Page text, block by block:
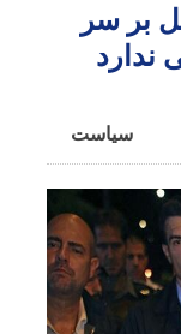
بر سر
ندارد
سیاست